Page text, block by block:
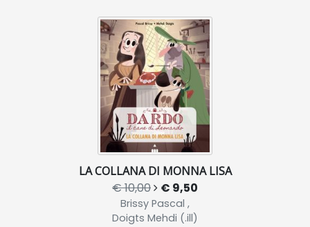
LA COLLANA DI MONNA LISA
€ 10,00 € 9,50
Brissy Pascal ,
Doigts Mehdi (.ill)